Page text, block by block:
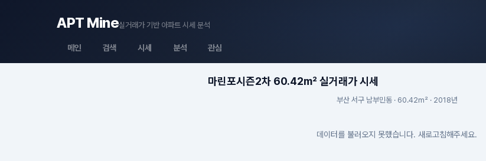
APT Mine실거래가 기반 아파트 시세 분석
메인 검색 시세 분석 관심
마린포시즌2차 60.42m² 실거래가 시세
부산 서구 남부민동 · 60.42m² · 2018년
데이터를 불러오지 못했습니다. 새로고침해주세요.